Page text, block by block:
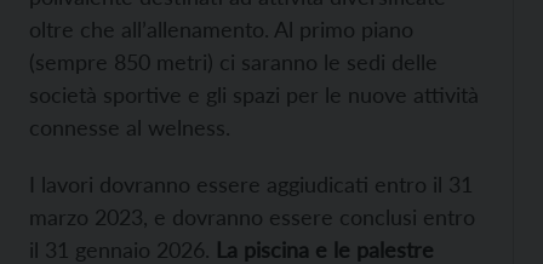
oltre che all’allenamento. Al primo piano
(sempre 850 metri) ci saranno le sedi delle
società sportive e gli spazi per le nuove attività
connesse al welness.
I lavori dovranno essere aggiudicati entro il 31
marzo 2023, e dovranno essere conclusi entro
il 31 gennaio 2026. La piscina e le palestre